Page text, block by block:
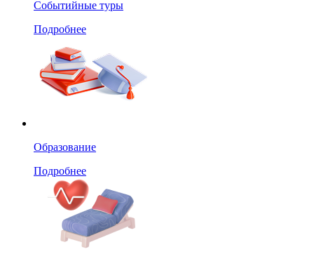
Событийные туры
Подробнее
Образование
Подробнее